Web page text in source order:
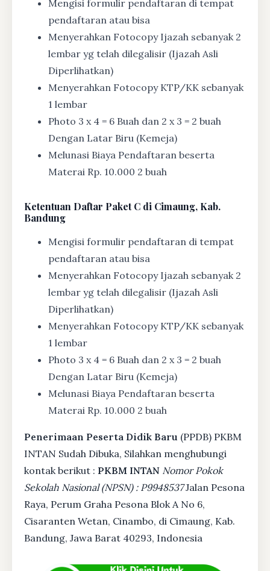
Mengisi formulir pendaftaran di tempat
pendaftaran atau bisa
Menyerahkan Fotocopy Ijazah sebanyak 2
lembar yg telah dilegalisir (Ijazah Asli
Diperlihatkan)
Menyerahkan Fotocopy KTP/KK sebanyak
1 lembar
Photo 3 x 4 = 6 Buah dan 2 x 3 = 2 buah
Dengan Latar Biru (Kemeja)
Melunasi Biaya Pendaftaran beserta
Materai Rp. 10.000 2 buah
Ketentuan Daftar Paket C di Cimaung, Kab.
Bandung
Mengisi formulir pendaftaran di tempat
pendaftaran atau bisa
Menyerahkan Fotocopy Ijazah sebanyak 2
lembar yg telah dilegalisir (Ijazah Asli
Diperlihatkan)
Menyerahkan Fotocopy KTP/KK sebanyak
1 lembar
Photo 3 x 4 = 6 Buah dan 2 x 3 = 2 buah
Dengan Latar Biru (Kemeja)
Melunasi Biaya Pendaftaran beserta
Materai Rp. 10.000 2 buah
Penerimaan Peserta Didik Baru (PPDB) PKBM
INTAN Sudah Dibuka, Silahkan menghubungi
kontak berikut : PKBM INTAN Nomor Pokok
Sekolah Nasional (NPSN) : P9948537Jalan Pesona
Raya, Perum Graha Pesona Blok A No 6,
Cisaranten Wetan, Cinambo, di Cimaung, Kab.
Bandung, Jawa Barat 40293, Indonesia